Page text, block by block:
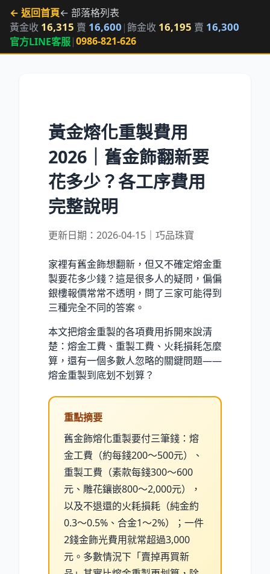
← 返回首頁← 部落格列表
黃金收 16,315 賣 16,600 |飾金收 16,195 賣 16,300
官方LINE客服|0986-821-626
黃金熔化重製費用
2026｜舊金飾翻新要
花多少？各工序費用
完整說明
更新日期：2026-04-15｜巧品珠寶
家裡有舊金飾想翻新，但又不確定熔金重
製要花多少錢？這是很多人的疑問，偏偏
銀樓報價常常不透明，問了三家可能得到
三種完全不同的答案。
本文把熔金重製的各項費用拆開來說清
楚：熔金工費、重製工費、火耗損耗怎麼
算，還有一個多數人忽略的關鍵問題——
熔金重製到底划不划算？
重點摘要
舊金飾熔化重製要付三筆錢：熔
金工費（約每錢200～500元）、
重製工費（素款每錢300～600
元、雕花鑲嵌800～2,000元），
以及不退還的火耗損耗（純金約
0.3～0.5%、合金1～2%）；一件
2錢金飾光費用就常超過3,000
元。多數情況下「賣掉再買新